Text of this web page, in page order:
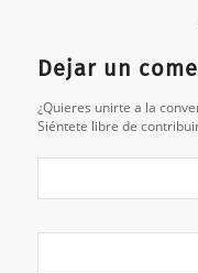
Dejar un
¿Quieres unirte a la
Siéntete libre de